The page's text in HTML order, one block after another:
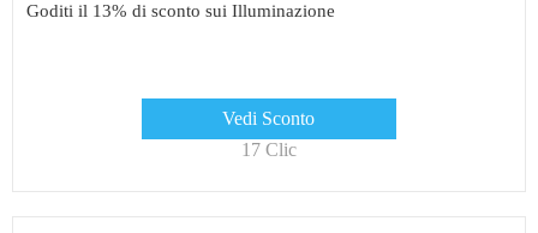
Goditi il ​​13% di sconto sui Illuminazione
Vedi Sconto
17 Clic